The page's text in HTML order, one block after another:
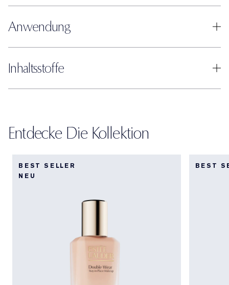
Anwendung
Inhaltsstoffe
Entdecke Die Kollektion
BEST SELLER
NEU
BEST